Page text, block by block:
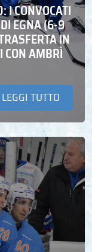
I CONVOCATI
EGNA (6-9
IN
CON AMBRÌ
LEGGI TUTTO